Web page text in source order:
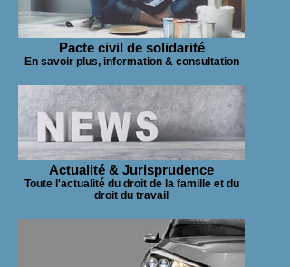
Pacte civil de solidarité
En savoir plus, information & consultation
Actualité & Jurisprudence
Toute l'actualité du droit de la famille et du
droit du travail